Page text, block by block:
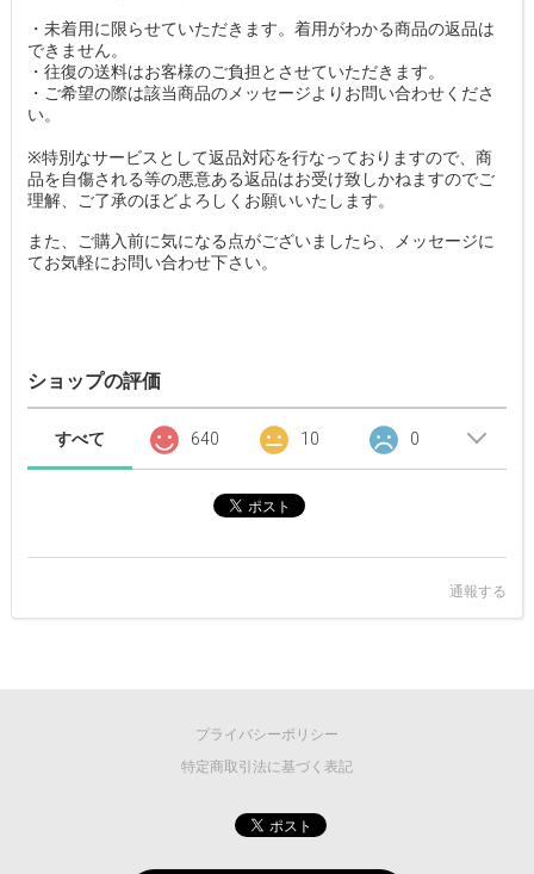
・未着用に限らせていただきます。着用がわかる商品の返品は
できません。
・往復の送料はお客様のご負担とさせていただきます。
・ご希望の際は該当商品のメッセージよりお問い合わせくださ
い。
※特別なサービスとして返品対応を行なっておりますので、商
品を自傷される等の悪意ある返品はお受け致しかねますのでご
理解、ご了承のほどよろしくお願いいたします。
また、ご購入前に気になる点がございましたら、メッセージに
てお気軽にお問い合わせ下さい。
ショップの評価
すべて 640 10 0
通報する
プライバシーポリシー
特定商取引法に基づく表記